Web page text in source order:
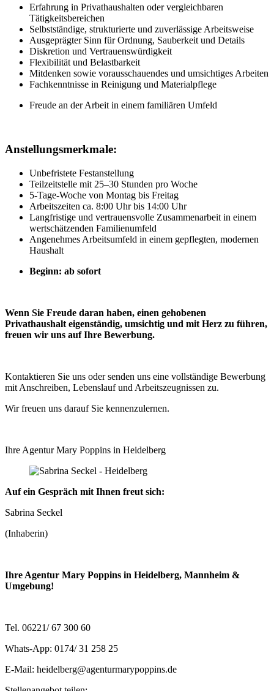
Erfahrung in Privathaushalten oder vergleichbaren
Tätigkeitsbereichen
Selbstständige, strukturierte und zuverlässige Arbeitsweise
Ausgeprägter Sinn für Ordnung, Sauberkeit und Details
Diskretion und Vertrauenswürdigkeit
Flexibilität und Belastbarkeit
Mitdenken sowie vorausschauendes und umsichtiges Arbeiten
Fachkenntnisse in Reinigung und Materialpflege
Freude an der Arbeit in einem familiären Umfeld
Anstellungsmerkmale:
Unbefristete Festanstellung
Teilzeitstelle mit 25–30 Stunden pro Woche
5-Tage-Woche von Montag bis Freitag
Arbeitszeiten ca. 8:00 Uhr bis 14:00 Uhr
Langfristige und vertrauensvolle Zusammenarbeit in einem
wertschätzenden Familienumfeld
Angenehmes Arbeitsumfeld in einem gepflegten, modernen
Haushalt
Beginn: ab sofort
Wenn Sie Freude daran haben, einen gehobenen
Privathaushalt eigenständig, umsichtig und mit Herz zu führen,
freuen wir uns auf Ihre Bewerbung.
Kontaktieren Sie uns oder senden uns eine vollständige Bewerbung
mit Anschreiben, Lebenslauf und Arbeitszeugnissen zu.
Wir freuen uns darauf Sie kennenzulernen.
Ihre Agentur Mary Poppins in Heidelberg
Auf ein Gespräch mit Ihnen freut sich:
Sabrina Seckel
(Inhaberin)
Ihre Agentur Mary Poppins in Heidelberg, Mannheim &
Umgebung!
Tel. 06221/ 67 300 60
Whats-App: 0174/ 31 258 25
E-Mail: heidelberg@agenturmarypoppins.de